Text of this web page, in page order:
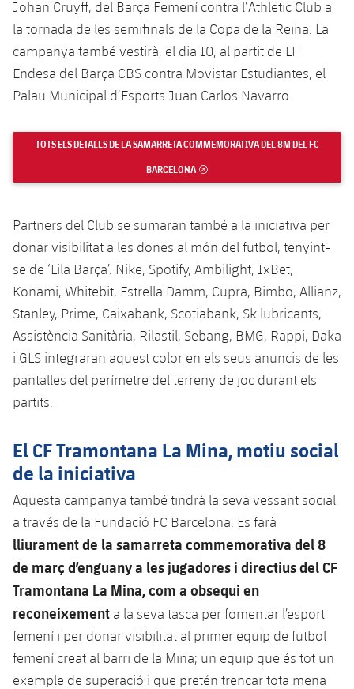
Johan Cruyff, del Barça Femení contra l’Athletic Club a
la tornada de les semifinals de la Copa de la Reina. La
campanya també vestirà, el dia 10, al partit de LF
Endesa del Barça CBS contra Movistar Estudiantes, el
Palau Municipal d’Esports Juan Carlos Navarro.
TOTS ELS DETALLS DE LA SAMARRETA COMMEMORATIVA DEL 8M DEL FC
BARCELONA
Partners del Club se sumaran també a la iniciativa per
donar visibilitat a les dones al món del futbol, tenyint-
se de ‘Lila Barça’. Nike, Spotify, Ambilight, 1xBet,
Konami, Whitebit, Estrella Damm, Cupra, Bimbo, Allianz,
Stanley, Prime, Caixabank, Scotiabank, Sk lubricants,
Assistència Sanitària, Rilastil, Sebang, BMG, Rappi, Daka
i GLS integraran aquest color en els seus anuncis de les
pantalles del perímetre del terreny de joc durant els
partits.
El CF Tramontana La Mina, motiu social
de la iniciativa
Aquesta campanya també tindrà la seva vessant social
a través de la Fundació FC Barcelona. Es farà
lliurament de la samarreta commemorativa del 8
de març d’enguany a les jugadores i directius del CF
Tramontana La Mina, com a obsequi en
reconeixement a la seva tasca per fomentar l’esport
femení i per donar visibilitat al primer equip de futbol
femení creat al barri de la Mina; un equip que és tot un
exemple de superació i que pretén trencar tota mena